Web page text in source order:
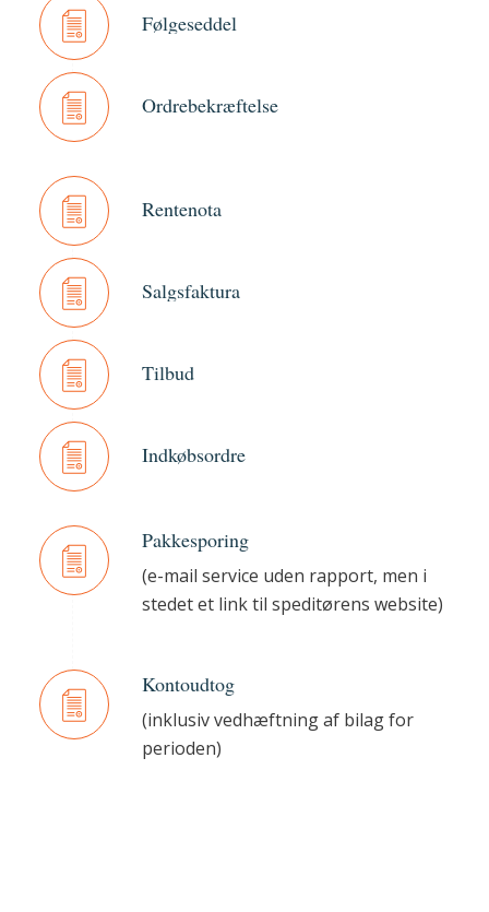
Følgeseddel
Ordrebekræftelse
Rentenota
Salgsfaktura
Tilbud
Indkøbsordre
Pakkesporing
(e-mail service uden rapport, men i
stedet et link til speditørens website)
Kontoudtog
(inklusiv vedhæftning af bilag for
perioden)